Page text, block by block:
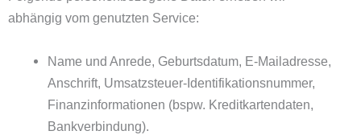
abhängig vom genutzten Service:
Name und Anrede, Geburtsdatum, E-Mailadresse,
Anschrift, Umsatzsteuer-Identifikationsnummer,
Finanzinformationen (bspw. Kreditkartendaten,
Bankverbindung).